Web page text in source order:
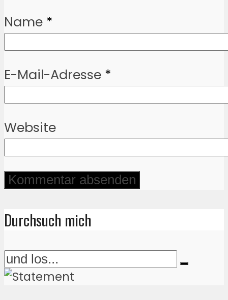
Name *
E-Mail-Adresse *
Website
Durchsuch mich